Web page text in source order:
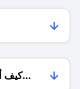
كيف